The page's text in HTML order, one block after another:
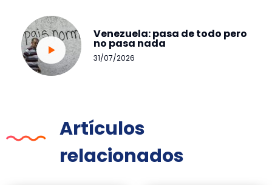
Venezuela: pasa de todo pero
no pasa nada
31/07/2026
Artículos
relacionados